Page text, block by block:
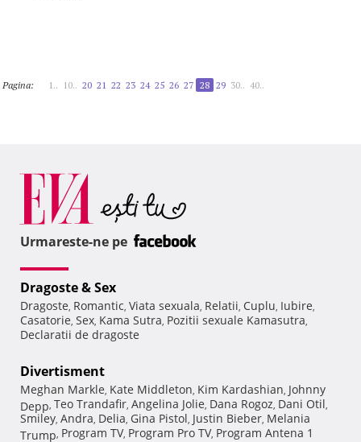
Pagina: 1.. 10.. 20 21 22 23 24 25 26 27 28 29 30.. 40..
Urmareste-ne pe
Dragoste & Sex
Dragoste, Romantic, Viata sexuala, Relatii, Cuplu, Iubire,
Casatorie, Sex, Kama Sutra, Pozitii sexuale Kamasutra,
Declaratii de dragoste
Divertisment
Meghan Markle, Kate Middleton, Kim Kardashian, Johnny
Depp, Teo Trandafir, Angelina Jolie, Dana Rogoz, Dani Otil,
Smiley, Andra, Delia, Gina Pistol, Justin Bieber, Melania
Trump, Program TV, Program Pro TV, Program Antena 1